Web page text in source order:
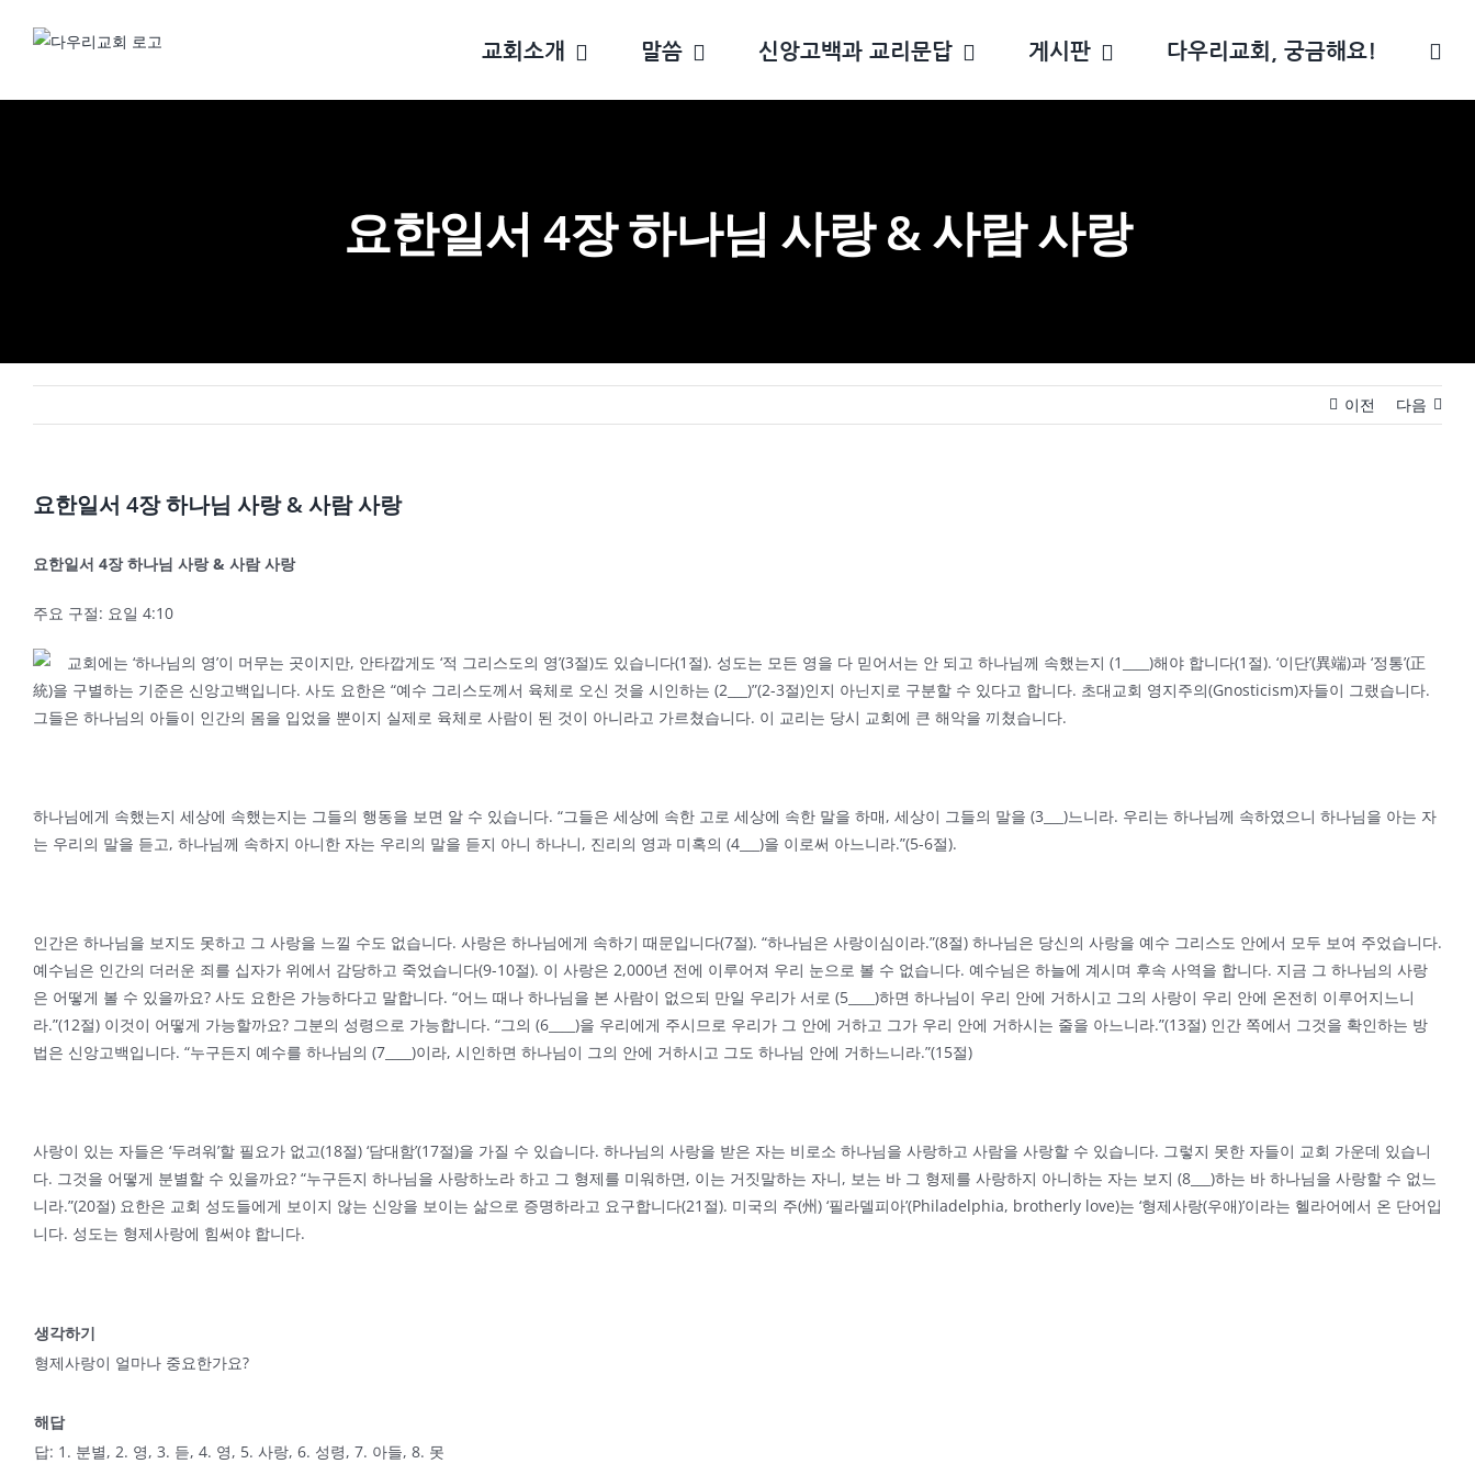
교회소개 말씀 신앙고백과 교리문답 게시판 다우리교회, 궁금해요!
요한일서 4장 하나님 사랑 & 사람 사랑
이전 다음
요한일서 4장 하나님 사랑 & 사람 사랑
요한일서 4장 하나님 사랑& 사람 사랑
주요 구절: 요일 4:10
교회에는 ‘하나님의 영’이 머무는 곳이지만, 안타깝게도 ‘적 그리스도의 영’(3절)도 있습니다(1절). 성도는 모든 영을 다 믿어서는 안 되고 하나님께 속했는지 (1____)해야 합니다(1절). ‘이단’(異端)과 ‘정통’(正
統)을 구별하는 기준은 신앙고백입니다. 사도 요한은 “예수 그리스도께서 육체로 오신 것을 시인하는 (2___)”(2-3절)인지 아닌지로 구분할 수 있다고 합니다. 초대교회 영지주의(Gnosticism)자들이 그랬습니다.
그들은 하나님의 아들이 인간의 몸을 입었을 뿐이지 실제로 육체로 사람이 된 것이 아니라고 가르쳤습니다. 이 교리는 당시 교회에 큰 해악을 끼쳤습니다.
하나님에게 속했는지 세상에 속했는지는 그들의 행동을 보면 알 수 있습니다. “그들은 세상에 속한 고로 세상에 속한 말을 하매, 세상이 그들의 말을 (3___)느니라. 우리는 하나님께 속하였으니 하나님을 아는 자
는 우리의 말을 듣고, 하나님께 속하지 아니한 자는 우리의 말을 듣지 아니 하나니, 진리의 영과 미혹의 (4___)을 이로써 아느니라.”(5-6절).
인간은 하나님을 보지도 못하고 그 사랑을 느낄 수도 없습니다. 사랑은 하나님에게 속하기 때문입니다(7절). “하나님은 사랑이심이라.”(8절) 하나님은 당신의 사랑을 예수 그리스도 안에서 모두 보여 주었습니다.
예수님은 인간의 더러운 죄를 십자가 위에서 감당하고 죽었습니다(9-10절). 이 사랑은 2,000년 전에 이루어져 우리 눈으로 볼 수 없습니다. 예수님은 하늘에 계시며 후속 사역을 합니다. 지금 그 하나님의 사랑
은 어떻게 볼 수 있을까요? 사도 요한은 가능하다고 말합니다. “어느 때나 하나님을 본 사람이 없으되 만일 우리가 서로 (5____)하면 하나님이 우리 안에 거하시고 그의 사랑이 우리 안에 온전히 이루어지느니
라.”(12절) 이것이 어떻게 가능할까요? 그분의 성령으로 가능합니다. “그의 (6____)을 우리에게 주시므로 우리가 그 안에 거하고 그가 우리 안에 거하시는 줄을 아느니라.”(13절) 인간 쪽에서 그것을 확인하는 방
법은 신앙고백입니다. “누구든지 예수를 하나님의 (7____)이라, 시인하면 하나님이 그의 안에 거하시고 그도 하나님 안에 거하느니라.”(15절)
사랑이 있는 자들은 ‘두려워’할 필요가 없고(18절) ‘담대함’(17절)을 가질 수 있습니다. 하나님의 사랑을 받은 자는 비로소 하나님을 사랑하고 사람을 사랑할 수 있습니다. 그렇지 못한 자들이 교회 가운데 있습니
다. 그것을 어떻게 분별할 수 있을까요? “누구든지 하나님을 사랑하노라 하고 그 형제를 미워하면, 이는 거짓말하는 자니, 보는 바 그 형제를 사랑하지 아니하는 자는 보지 (8___)하는 바 하나님을 사랑할 수 없느
니라.”(20절) 요한은 교회 성도들에게 보이지 않는 신앙을 보이는 삶으로 증명하라고 요구합니다(21절). 미국의 주(州) ‘필라델피아’(Philadelphia, brotherly love)는 ‘형제사랑(우애)’이라는 헬라어에서 온 단어입
니다. 성도는 형제사랑에 힘써야 합니다.
생각하기
형제사랑이 얼마나 중요한가요?
해답
답: 1. 분별, 2. 영, 3. 듣, 4. 영, 5. 사랑, 6. 성령, 7. 아들, 8. 못